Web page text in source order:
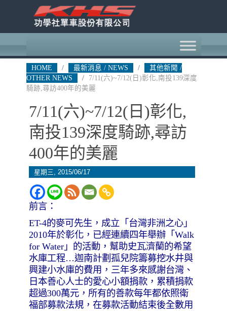
HOME / 最新消息 / NEWS /
其他新聞 /
OTHER NEWS
/
7/11(六)~7/12(日)彰化,南投139深度
騎跡,尋訪400年的美麗
7/11(六)~7/12(日)彰化,
南投139深度騎跡,尋訪
400年的美麗
星期三, 2015/06/17
前言：
ET-4的麥可先生，成立「台灣非洲之心」
2010年於彰化，已經連續四年舉辦「Walk
for Water」的活動，幫助史瓦濟蘭的希望
水庫工程…迦南計劃孤兒院籌募挖水井與
興建小水庫的費用，三年多來感謝台灣、
日本善心人士的愛心小額捐款，累積捐款
超過300萬元，所有的善款每年都依照衛
福部募款法規，在募款活動結束後全數用